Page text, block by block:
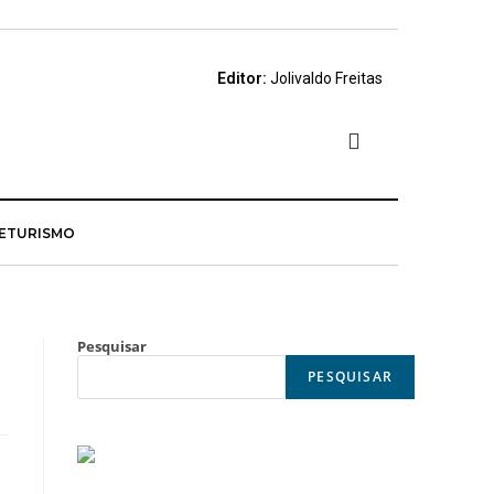
Editor:Jolivaldo Freitas
TURISMO
Pesquisar
PESQUISAR